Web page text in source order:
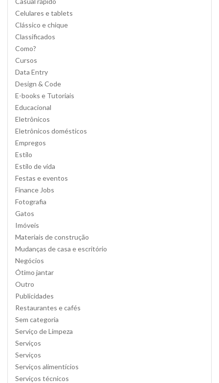
Celulares e tablets
Clássico e chique
Classificados
Como?
Cursos
Data Entry
Design & Code
E-books e Tutoriais
Educacional
Eletrônicos
Eletrônicos domésticos
Empregos
Estilo
Estilo de vida
Festas e eventos
Finance Jobs
Fotografia
Gatos
Imóveis
Materiais de construção
Mudanças de casa e escritório
Negócios
Ótimo jantar
Outro
Publicidades
Restaurantes e cafés
Sem categoria
Serviço de Limpeza
Serviços
Serviços
Serviços alimentícios
Serviços técnicos